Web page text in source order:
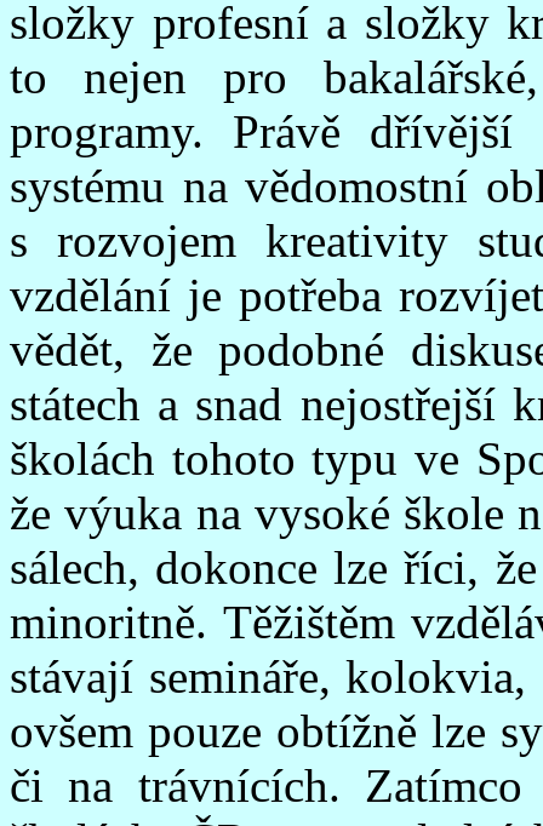
složky profesní a složky
to nejen pro
programy. Právě dřívější
systému na vědomostní
s rozvojem kreativity
vzdělání je potřeba
vědět, že podobné
státech a snad nejostřejší
školách tohoto typu ve
že výuka na vysoké škole
sálech, dokonce lze říci,
minoritně. Těžištěm
stávají semináře,
ovšem pouze obtížně lze
či na trávnících. Zatímco